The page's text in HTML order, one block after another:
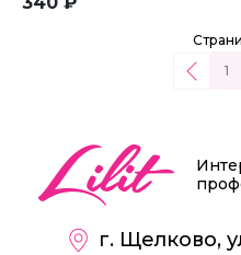
1
г. Щелково,